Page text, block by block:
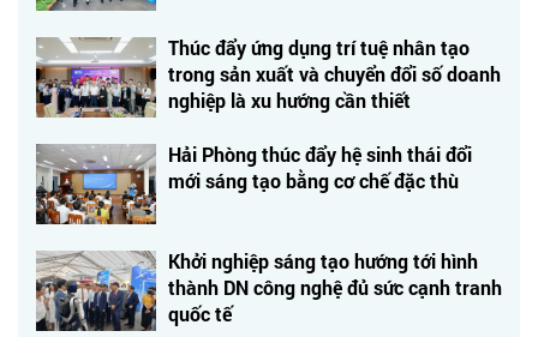
Thúc đẩy ứng dụng trí tuệ nhân tạo
trong sản xuất và chuyển đổi số doanh
nghiệp là xu hướng cần thiết
Hải Phòng thúc đẩy hệ sinh thái đổi
mới sáng tạo bằng cơ chế đặc thù
Khởi nghiệp sáng tạo hướng tới hình
thành DN công nghệ đủ sức cạnh tranh
quốc tế